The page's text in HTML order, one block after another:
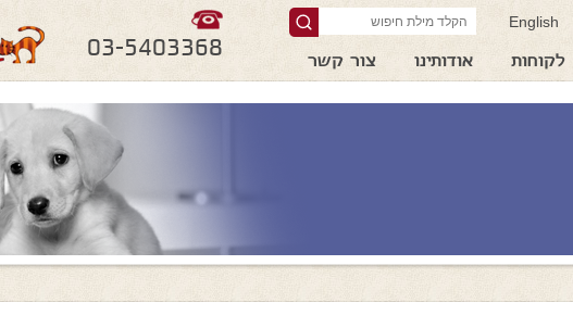
English
לקוחות אודותינו צור קשר
03-5403368